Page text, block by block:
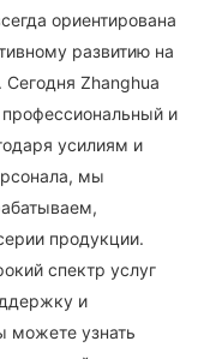
ориентирована
развитию на
Сегодня Zhanghua
и
усилиям и
мы
продукции.
спектр услуг
и
можете узнать